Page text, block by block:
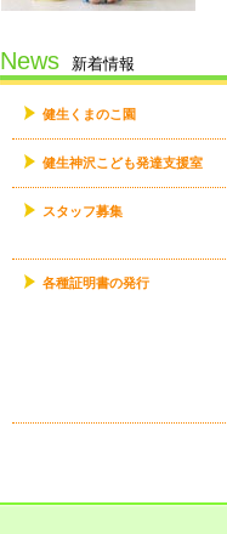
News 新着情報
健生くまのこ園
健生神沢こども発達支援室
スタッフ募集
各種証明書の発行